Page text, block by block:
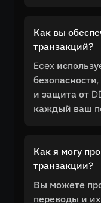
Как вы
транзакций?
Ecex
и защита от
каждый ваш
Как я могу
транзакции?
Вы можете
переводы и